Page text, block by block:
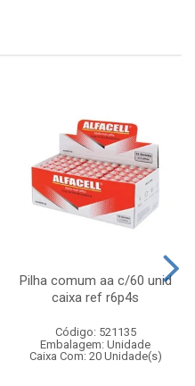
Pilha comum aa c/60 unid
caixa ref r6p4s
Código: 521135
Embalagem: Unidade
Caixa Com: 20 Unidade(s)